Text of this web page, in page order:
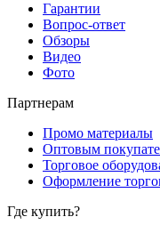
Гарантии
Вопрос-ответ
Обзоры
Видео
Фото
Партнерам
Промо материалы
Оптовым
Торговое
Оформление
Где купить?